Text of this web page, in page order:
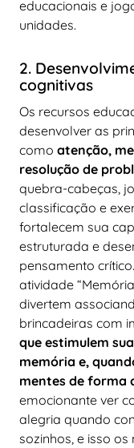
educacionais e
unidades.
2.
cognitivas
Os recursos
desenvolver as
como atenção,
resolução de
quebra-cabeças,
classificação e
fortalecem sua
estruturada e
pensamento
atividade
divertem
brincadeiras com
que estimulem
memória e,
mentes de forma
emocionante ver
alegria quando
sozinhos, e isso